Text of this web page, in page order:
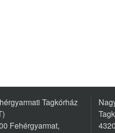
Tagkórház
Fehérgyarmat,